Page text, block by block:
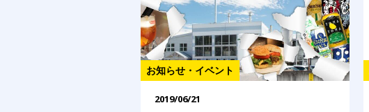
お知らせ・イベント
2019/06/21